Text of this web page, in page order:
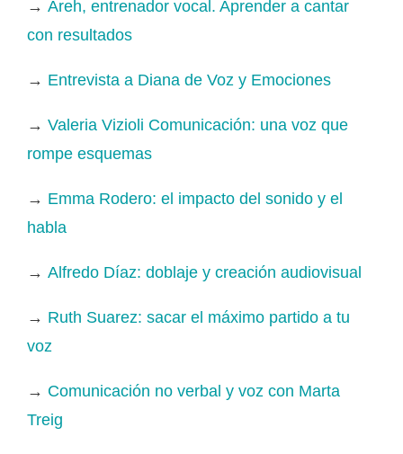
→ Areh, entrenador vocal. Aprender a cantar
con resultados
→ Entrevista a Diana de Voz y Emociones
→ Valeria Vizioli Comunicación: una voz que
rompe esquemas
→ Emma Rodero: el impacto del sonido y el
habla
→ Alfredo Díaz: doblaje y creación audiovisual
→ Ruth Suarez: sacar el máximo partido a tu
voz
→ Comunicación no verbal y voz con Marta
Treig